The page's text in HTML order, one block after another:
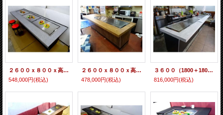
２６００ｘ８００ｘ高７５０ 石目柄/
548,000円(税込)
２６００ｘ８００ｘ高７５０ １枚分食卓兼用型 古木柄/
478,000円(税込)
３６００（1800＋1800）ｘ（７００＋パイプ５０）ｘ高さ７５０ 白石目柄 即納可/
816,000円(税込)